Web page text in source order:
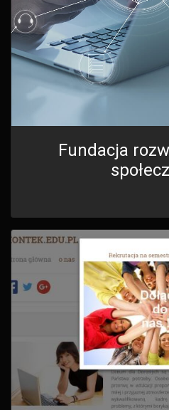
Fundacja